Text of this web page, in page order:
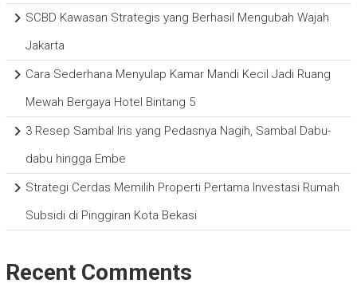
SCBD Kawasan Strategis yang Berhasil Mengubah Wajah
Jakarta
Cara Sederhana Menyulap Kamar Mandi Kecil Jadi Ruang
Mewah Bergaya Hotel Bintang 5
3 Resep Sambal Iris yang Pedasnya Nagih, Sambal Dabu-
dabu hingga Embe
Strategi Cerdas Memilih Properti Pertama Investasi Rumah
Subsidi di Pinggiran Kota Bekasi
Recent Comments